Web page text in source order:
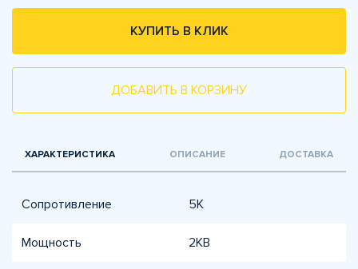
КУПИТЬ В КЛИК
ДОБАВИТЬ В КОРЗИНУ
ХАРАКТЕРИСТИКА ОПИСАНИЕ ДОСТАВКА
Сопротивление 5К
Мощность 2КВ